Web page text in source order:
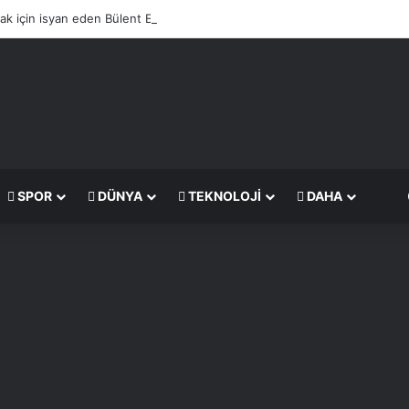
için isyan eden Bülent Ersoy, villasına döner tezgahı kurdurdu
SPOR DÜNYA TEKNOLOJI DAHA